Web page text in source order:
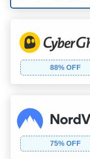
88% OFF
75% OFF